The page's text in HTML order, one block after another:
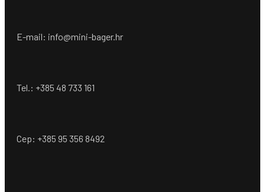
E-mail: info@mini-bager.hr
Tel.: +385 48 733 161
Cep: +385 95 356 8492